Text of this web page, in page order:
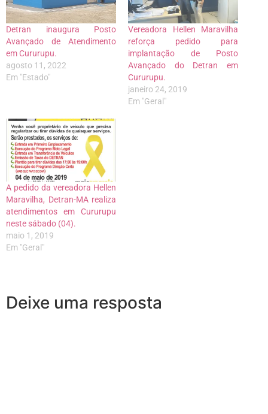
Detran inaugura Posto
Avançado de Atendimento
em Cururupu.
agosto 11, 2022
Em "Estado"
Vereadora Hellen Maravilha
reforça pedido para
implantação de Posto
Avançado do Detran em
Cururupu.
janeiro 24, 2019
Em "Geral"
A pedido da vereadora Hellen
Maravilha, Detran-MA realiza
atendimentos em Cururupu
neste sábado (04).
maio 1, 2019
Em "Geral"
Deixe uma resposta